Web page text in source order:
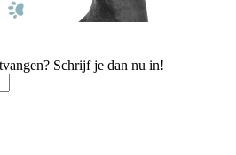
Schrijf je dan nu in!